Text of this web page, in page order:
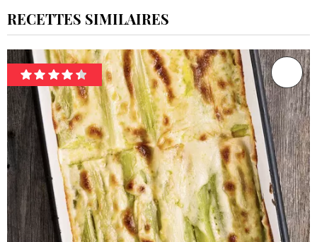
RECETTES SIMILAIRES